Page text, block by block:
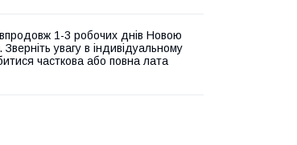
1-3 робочих днів Новою
увагу в індивідуальному
часткова або повна лата